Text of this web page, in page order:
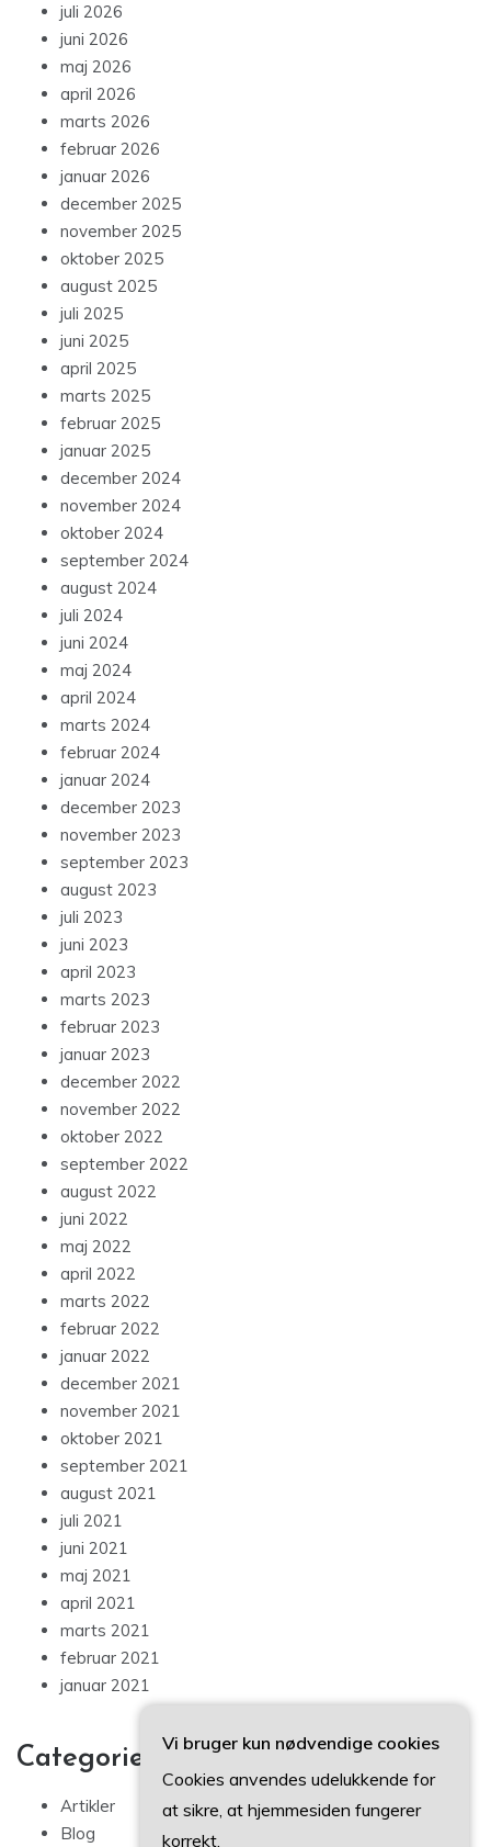
juli 2026
juni 2026
maj 2026
april 2026
marts 2026
februar 2026
januar 2026
december 2025
november 2025
oktober 2025
august 2025
juli 2025
juni 2025
april 2025
marts 2025
februar 2025
januar 2025
december 2024
november 2024
oktober 2024
september 2024
august 2024
juli 2024
juni 2024
maj 2024
april 2024
marts 2024
februar 2024
januar 2024
december 2023
november 2023
september 2023
august 2023
juli 2023
juni 2023
april 2023
marts 2023
februar 2023
januar 2023
december 2022
november 2022
oktober 2022
september 2022
august 2022
juni 2022
maj 2022
april 2022
marts 2022
februar 2022
januar 2022
december 2021
november 2021
oktober 2021
september 2021
august 2021
juli 2021
juni 2021
maj 2021
april 2021
marts 2021
februar 2021
januar 2021
Categories
Artikler
Blog
Vi bruger kun nødvendige cookies
Cookies anvendes udelukkende for
at sikre, at hjemmesiden fungerer
korrekt.